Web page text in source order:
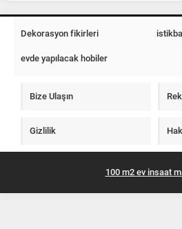
Dekorasyon fikirleri
evde yapılacak hobiler
Bize Ulaşın
Gizlilik
100 m2 ev insaat